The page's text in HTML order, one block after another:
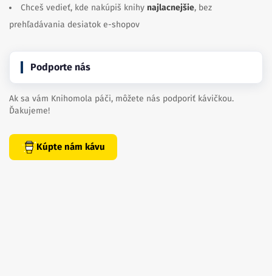
Chceš vedieť, kde nakúpiš knihy najlacnejšie, bez
prehľadávania desiatok e-shopov
Podporte nás
Ak sa vám Knihomola páči, môžete nás podporiť kávičkou.
Ďakujeme!
Kúpte nám kávu